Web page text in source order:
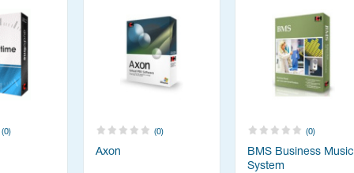
(0) (0)
Axon
(0)
BMS Business Music
System